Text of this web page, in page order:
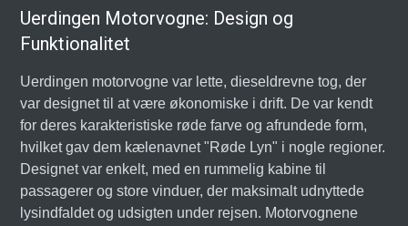
Uerdingen Motorvogne: Design og
Funktionalitet
Uerdingen motorvogne var lette, dieseldrevne tog, der
var designet til at være økonomiske i drift. De var kendt
for deres karakteristiske røde farve og afrundede form,
hvilket gav dem kælenavnet "Røde Lyn" i nogle regioner.
Designet var enkelt, med en rummelig kabine til
passagerer og store vinduer, der maksimalt udnyttede
lysindfaldet og udsigten under rejsen. Motorvognene